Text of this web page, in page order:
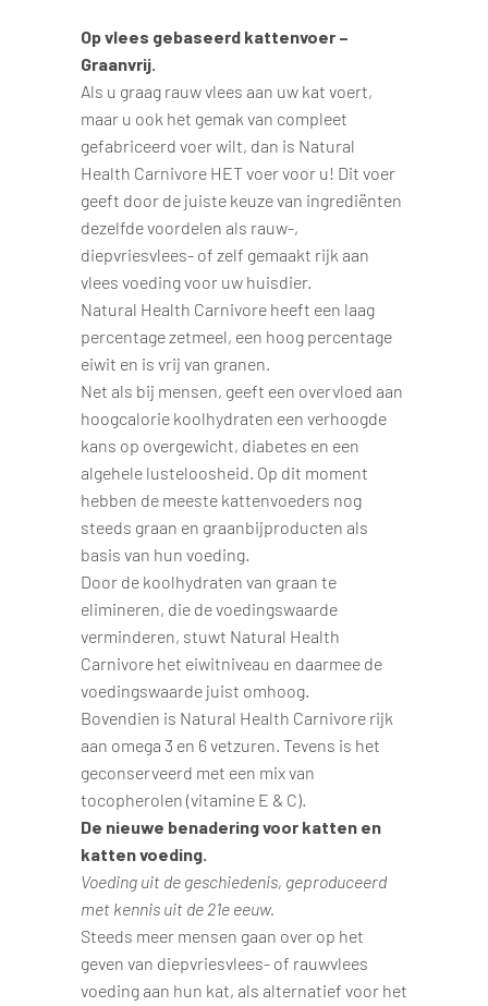
Op vlees gebaseerd kattenvoer –
Graanvrij.
Als u graag rauw vlees aan uw kat voert,
maar u ook het gemak van compleet
gefabriceerd voer wilt, dan is Natural
Health Carnivore HET voer voor u! Dit voer
geeft door de juiste keuze van ingrediënten
dezelfde voordelen als rauw-,
diepvriesvlees- of zelf gemaakt rijk aan
vlees voeding voor uw huisdier.
Natural Health Carnivore heeft een laag
percentage zetmeel, een hoog percentage
eiwit en is vrij van granen.
Net als bij mensen, geeft een overvloed aan
hoogcalorie koolhydraten een verhoogde
kans op overgewicht, diabetes en een
algehele lusteloosheid. Op dit moment
hebben de meeste kattenvoeders nog
steeds graan en graanbijproducten als
basis van hun voeding.
Door de koolhydraten van graan te
elimineren, die de voedingswaarde
verminderen, stuwt Natural Health
Carnivore het eiwitniveau en daarmee de
voedingswaarde juist omhoog.
Bovendien is Natural Health Carnivore rijk
aan omega 3 en 6 vetzuren. Tevens is het
geconserveerd met een mix van
tocopherolen (vitamine E & C).
De nieuwe benadering voor katten en
katten voeding.
Voeding uit de geschiedenis, geproduceerd
met kennis uit de 21e eeuw.
Steeds meer mensen gaan over op het
geven van diepvriesvlees- of rauwvlees
voeding aan hun kat, als alternatief voor het